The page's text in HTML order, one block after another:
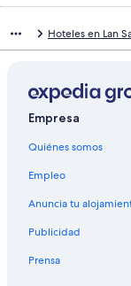
Hoteles en Lan
Empresa
Quiénes somos
Empleo
Anuncia tu
Publicidad
Prensa